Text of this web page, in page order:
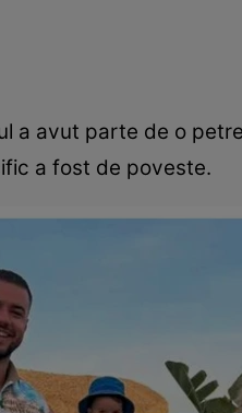
a avut parte de o
a fost de poveste.